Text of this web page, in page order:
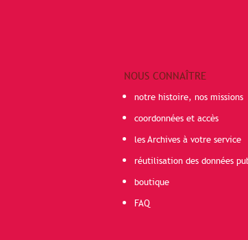
NOUS CONNAÎTRE
notre histoire, nos missions
coordonnées et accès
les Archives à votre service
réutilisation des données
boutique
FAQ